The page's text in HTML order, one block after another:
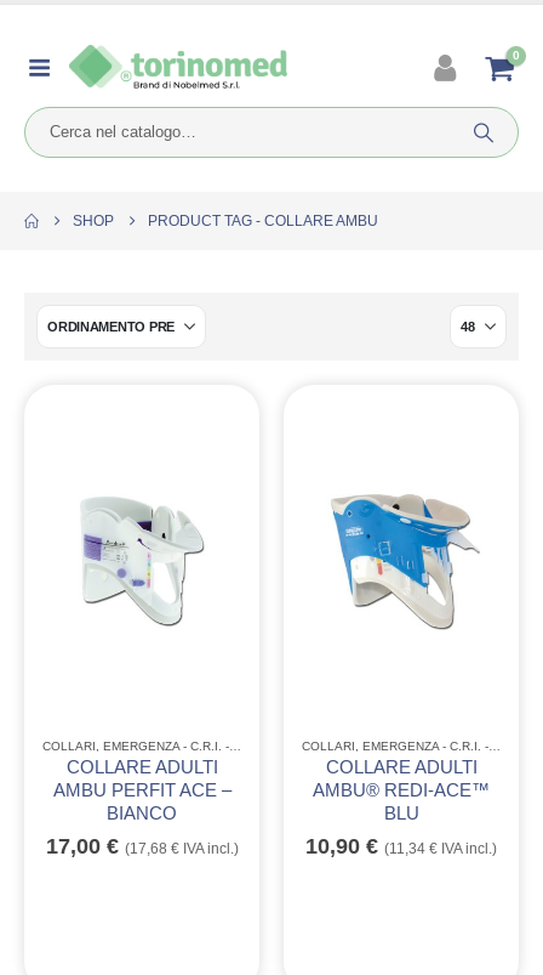
0
SHOP PRODUCT TAG - COLLARE AMBU
COLLARI , EMERGENZA - C.R.I. - ANPAS
COLLARE ADULTI
AMBU PERFIT ACE –
BIANCO
17,00 € (17,68 €IVA incl.)
COLLARI , EMERGENZA - C.R.I. - ANPAS
COLLARE ADULTI
AMBU® REDI-ACE™
BLU
10,90 € (11,34 € IVA incl.)